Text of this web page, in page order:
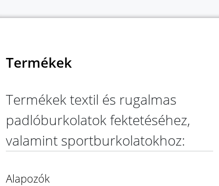
Termékek
Termékek textil és rugalmas
padlóburkolatok fektetéséhez,
valamint sportburkolatokhoz:
Alapozók